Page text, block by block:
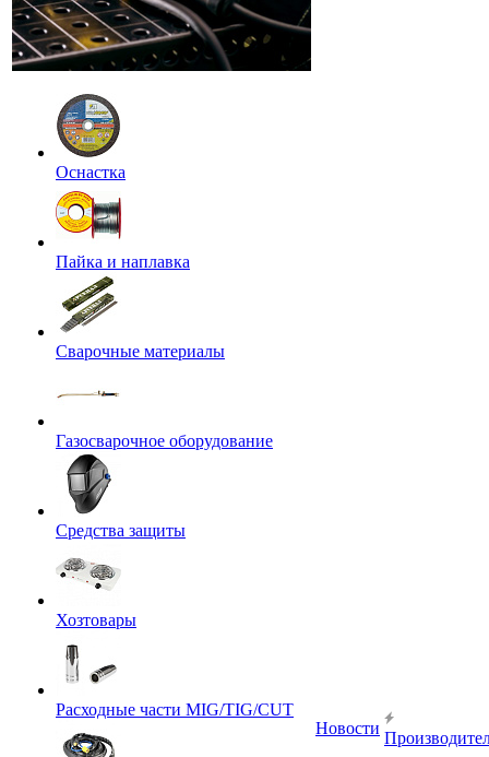
Оснастка
Пайка и наплавка
Сварочные материалы
Газосварочное оборудование
Средства защиты
Хозтовары
Расходные части MIG/TIG/CUT
Новости